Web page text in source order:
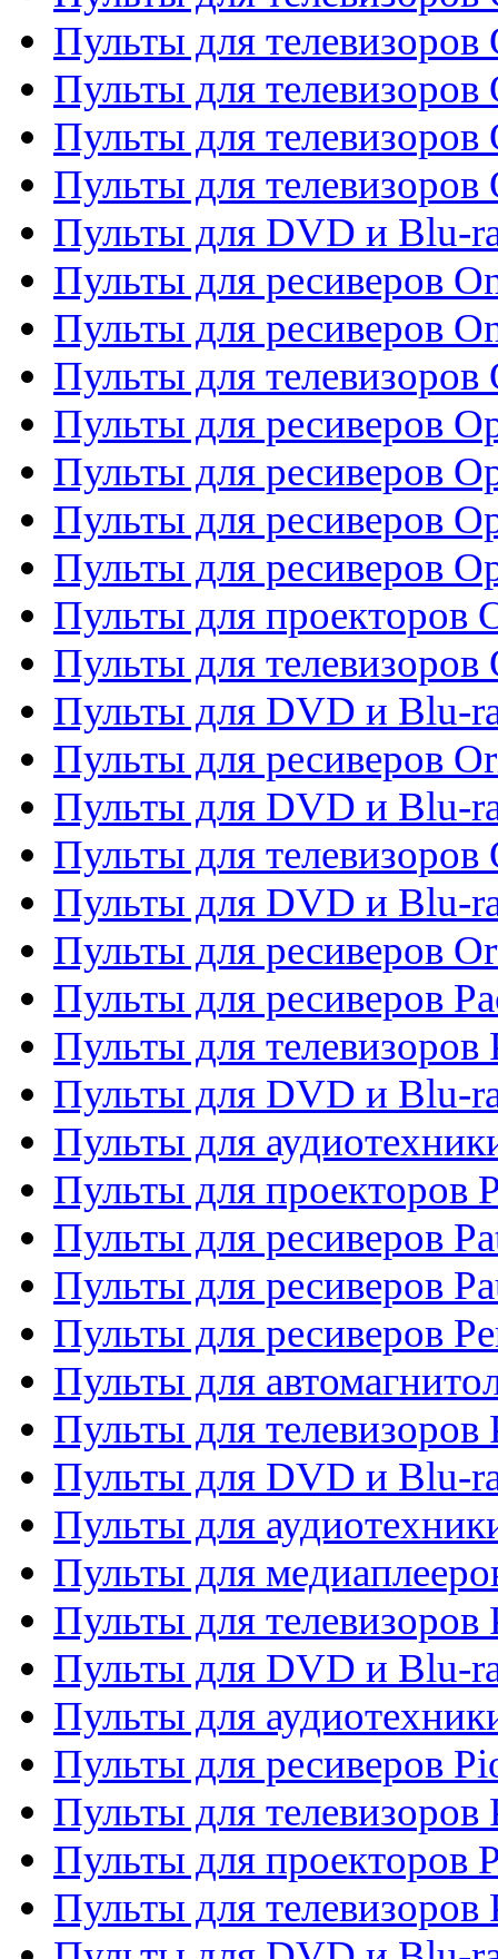
Пульты для телевизоров
Пульты для телевизоров
Пульты для телевизоров
Пульты для телевизоров
Пульты для DVD и Blu-
Пульты для ресиверов
Пульты для ресиверов
Пульты для телевизоров
Пульты для ресиверов
Пульты для ресиверов
Пульты для ресиверов
Пульты для ресиверов
Пульты для проекторов
Пульты для телевизоров
Пульты для DVD и Blu-
Пульты для ресиверов
Пульты для DVD и Blu-
Пульты для телевизоров
Пульты для DVD и Blu-
Пульты для ресиверов
Пульты для ресиверов
Пульты для телевизоров
Пульты для DVD и Blu-
Пульты для
Пульты для проекторов
Пульты для ресиверов
Пульты для ресиверов
Пульты для ресиверов
Пульты для
Пульты для телевизоров
Пульты для DVD и Blu-
Пульты для
Пульты для
Пульты для телевизоров
Пульты для DVD и Blu-
Пульты для
Пульты для ресиверов
Пульты для телевизоров
Пульты для проекторов
Пульты для телевизоров